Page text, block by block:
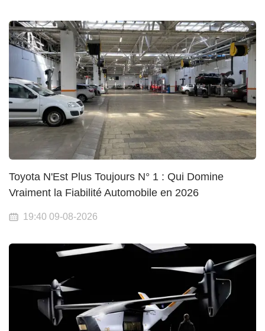
Toyota N'Est Plus Toujours N° 1 : Qui Domine
Vraiment la Fiabilité Automobile en 2026
19:40 09-08-2026